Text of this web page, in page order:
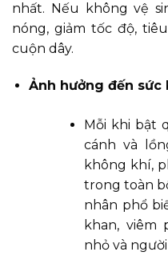
nhất. Nếu không vệ
nóng, giảm tốc độ,
cuộn dây.
Ảnh hưởng đến
Mỗi khi bật
cánh và
không khí,
trong toàn
nhân phổ
khan, viêm
nhỏ và